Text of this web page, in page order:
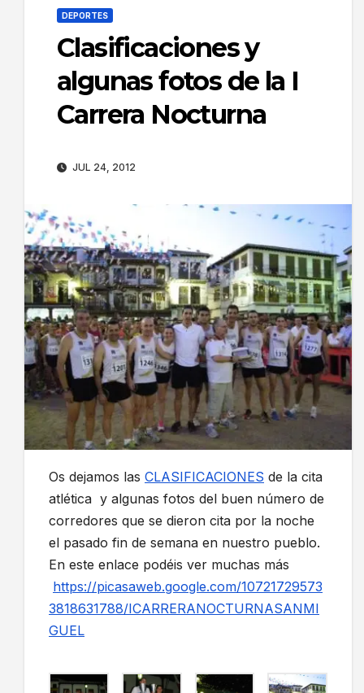
DEPORTES
Clasificaciones y
algunas fotos de la I
Carrera Nocturna
JUL 24, 2012
Os dejamos las CLASIFICACIONES de la cita
atlética y algunas fotos del buen número de
corredores que se dieron cita por la noche
el pasado fin de semana en nuestro pueblo.
En este enlace podéis ver muchas más
https://picasaweb.google.com/10721729573
3818631788/ICARRERANOCTURNASANMI
GUEL